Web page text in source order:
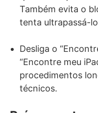
Também evita o
tenta ultrapassá-
Desliga o
“Encontre meu
procedimentos
técnicos.